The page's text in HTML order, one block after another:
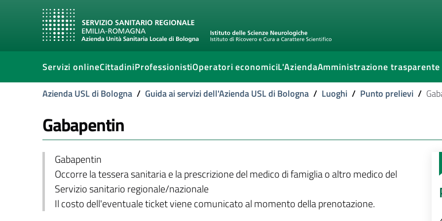
Servizi onlineCittadiniProfessionistiOperatori economiciL'AziendaAmministrazione trasparente
Azienda USL di Bologna / Guida ai servizi dell'Azienda USL di Bologna / Luoghi / Punto prelievi /
Gabapentin
Gabapentin
Occorre la tessera sanitaria e la prescrizione del medico di famiglia o altro medico del
Servizio sanitario regionale/nazionale
Il costo dell'eventuale ticket viene comunicato al momento della prenotazione.